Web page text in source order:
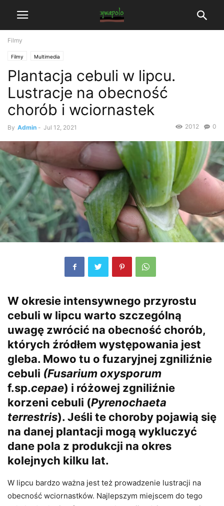
Filmy
Filmy Multimedia
Plantacja cebuli w lipcu.
Lustracje na obecność
chorób i wciornastek
By Admin - Jul 12, 2021 0
2012
W okresie intensywnego przyrostu
cebuli w lipcu warto szczególną
uwagę zwrócić na obecność chorób,
których źródłem występowania jest
gleba. Mowo tu o fuzaryjnej zgniliźnie
cebuli (Fusarium oxysporum
f.sp.cepae) i różowej zgniliźnie
korzeni cebuli (Pyrenochaeta
terrestris). Jeśli te choroby pojawią się
na danej plantacji mogą wykluczyć
dane pola z produkcji na okres
kolejnych kilku lat.
W lipcu bardzo ważna jest też prowadzenie lustracji na
obecność wciornastków. Najlepszym miejscem do tego